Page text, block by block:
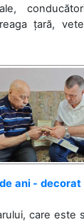
țară,
ani -
care este